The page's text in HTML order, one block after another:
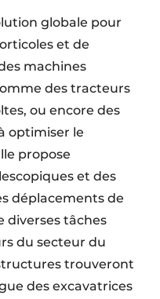
et égouttage
globale pour
et de
machines
des tracteurs
ou encore des
optimiser le
propose
et des
déplacements de
diverses tâches
du secteur du
trouveront
des excavatrices